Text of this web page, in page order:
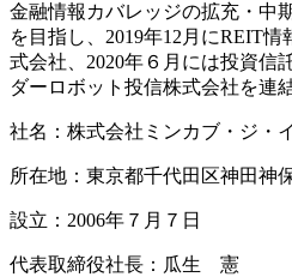
金融情報カバレッジの拡充・中
を目指し、2019年12月にREIT情
式会社、2020年６月には投資信
ダーロボット投信株式会社を連
社名：株式会社ミンカブ・ジ・
所在地：東京都千代田区神田神
設立：2006年７月７日
代表取締役社長：瓜生 憲